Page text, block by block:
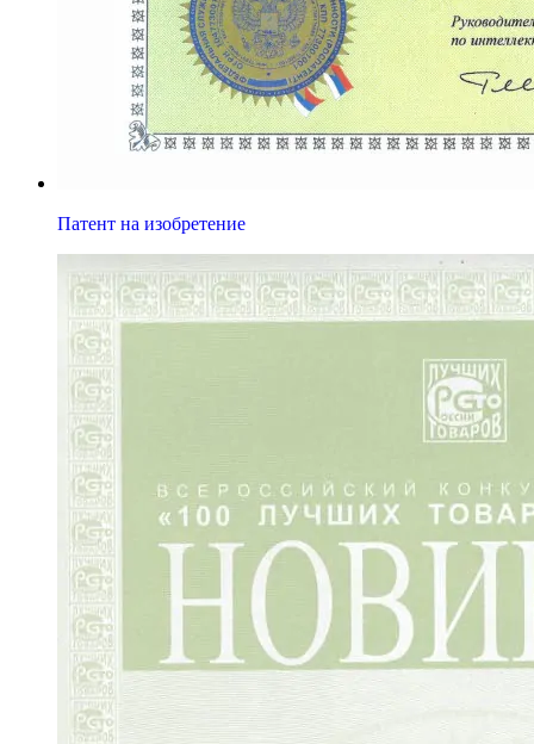
Патент на изобретение